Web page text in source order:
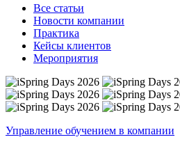
Все статьи
Новости компании
Практика
Кейсы клиентов
Мероприятия
Управление обучением в компании